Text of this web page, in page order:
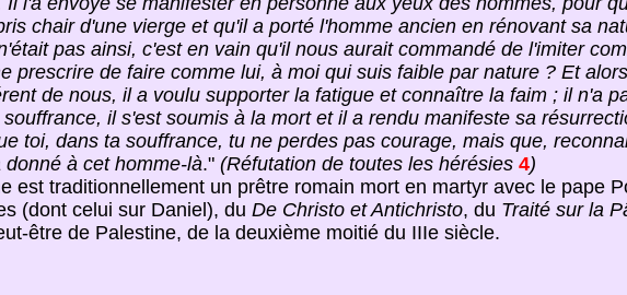
chair d'une vierge et qu'il a porté l'homme ancien en rénovant sa
pas ainsi, c'est en vain qu'il nous aurait commandé de l'imiter
prescrire de faire comme lui, à moi qui suis faible par nature ? Et
de nous, il a voulu supporter la fatigue et connaître la faim ; il n'a
il s'est soumis à la mort et il a rendu manifeste sa
toi, dans ta souffrance, tu ne perdes pas courage, mais que,
à cet homme-là." (Réfutation de toutes les hérésies 4)
est traditionnellement un prêtre romain mort en martyr avec le pape
(dont celui sur Daniel), du De Christo et Antichristo, du Traité sur la
être de Palestine, de la deuxième moitié du IIIe siècle.